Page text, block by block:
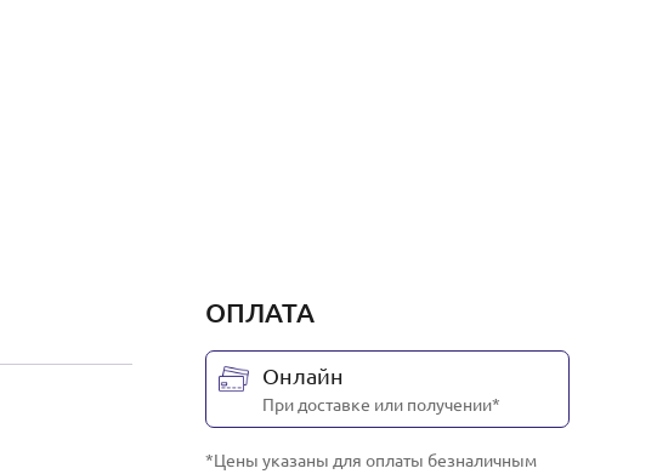
ОПЛАТА
Онлайн
При доставке или получении*
*Цены указаны для оплаты безналичным